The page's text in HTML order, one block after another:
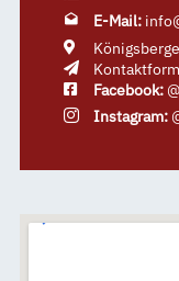
E-Mail:
Facebook:
Instagram: